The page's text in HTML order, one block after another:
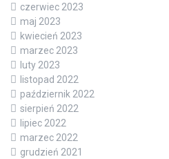
czerwiec 2023
maj 2023
kwiecień 2023
marzec 2023
luty 2023
listopad 2022
październik 2022
sierpień 2022
lipiec 2022
marzec 2022
grudzień 2021